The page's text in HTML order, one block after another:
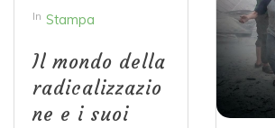
In Stampa
Il mondo della
radicalizzazio
ne e i suoi